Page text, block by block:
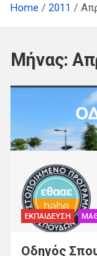
Home 2011
Μήνας:
ΕΚΠΑΊΔΕΥΣΗ
Οδηγός